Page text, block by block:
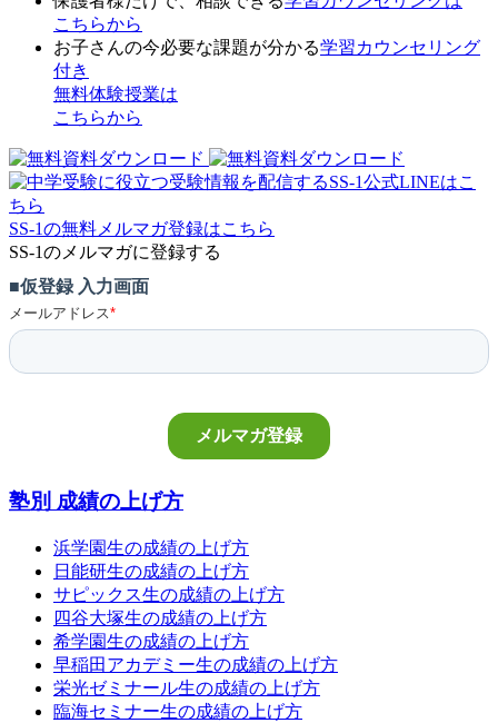
こちらから
お子さんの今必要な課題が分かる学習カウンセリング
付き
無料体験授業は
こちらから
SS-1の無料メルマガ登録はこちら
SS-1のメルマガに登録する
塾別 成績の上げ方
浜学園生の成績の上げ方
日能研生の成績の上げ方
サピックス生の成績の上げ方
四谷大塚生の成績の上げ方
希学園生の成績の上げ方
早稲田アカデミー生の成績の上げ方
栄光ゼミナール生の成績の上げ方
臨海セミナー生の成績の上げ方